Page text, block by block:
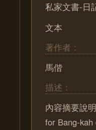
私家文書-日
文本
著作者：
馬偕
描述：
內容摘要說
for Bang-